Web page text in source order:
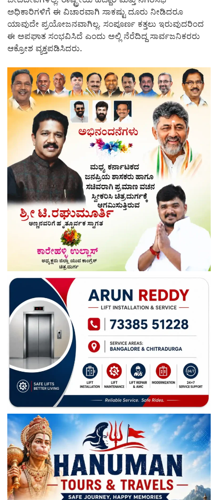
ಅಧಿಕಾರಿಗಳಿಗೆ ಈ ವಿಚಾರವಾಗಿ ಸಾಕಷ್ಟು ದೂರು ನೀಡಿದರೂ
ಯಾವುದೇ ಪ್ರಯೋಜನವಾಗಿಲ್ಲ. ಸಂಪೂರ್ಣ ಕತ್ತಲು ಇರುವುದರಿಂದ
ಈ ಅಪಘಾತ ಸಂಭವಿಸಿದೆ ಎಂದು ಅಲ್ಲಿ ನೆರೆದಿದ್ದ ಸಾರ್ವಜನಿಕರರು
ಆಕ್ರೋಶ ವ್ಯಕ್ತಪಡಿಸಿದರು.